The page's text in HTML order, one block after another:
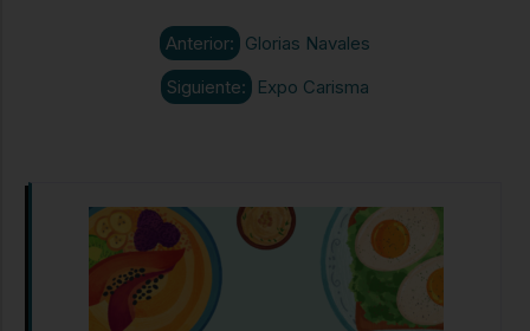
Anterior: Glorias Navales
Siguiente:
Expo Carisma